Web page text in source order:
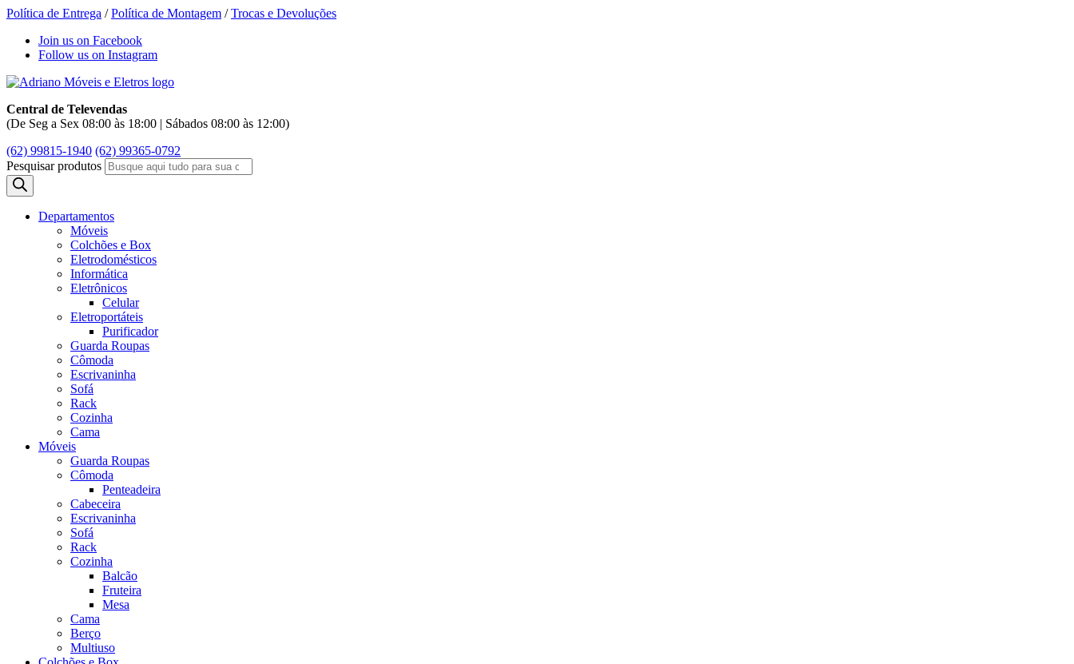
Política de Entrega /Política de Montagem /Trocas e Devoluções
Join us on Facebook
Follow us on Instagram
Central de Televendas
(De Seg a Sex 08:00 às 18:00 | Sábados 08:00 às 12:00)
(62) 99815-1940 (62) 99365-0792
Pesquisar produtos
Departamentos
Móveis
Colchões e Box
Eletrodomésticos
Informática
Eletrônicos
Celular
Eletroportáteis
Purificador
Guarda Roupas
Cômoda
Escrivaninha
Sofá
Rack
Cozinha
Cama
Móveis
Guarda Roupas
Cômoda
Penteadeira
Cabeceira
Escrivaninha
Sofá
Rack
Cozinha
Balcão
Fruteira
Mesa
Cama
Berço
Multiuso